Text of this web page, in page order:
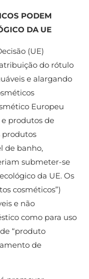
PODEM
DA UE
(UE)
do rótulo
e alargando
Europeu
e produtos de
produtos
de banho,
submeter-se
da UE. Os
cosméticos”)
​​e não
como para uso
“produto
de